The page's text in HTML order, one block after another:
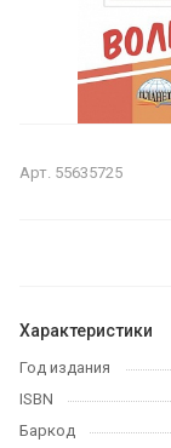
Арт. 55635725
Характеристики
Год издания
ISBN
Баркод